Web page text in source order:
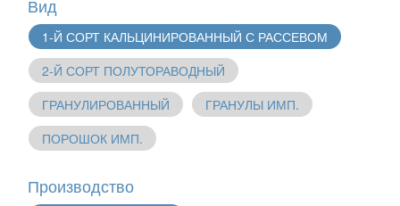
Вид
1-Й СОРТ КАЛЬЦИНИРОВАННЫЙ С РАССЕВОМ
2-Й СОРТ ПОЛУТОРАВОДНЫЙ
ГРАНУЛИРОВАННЫЙ
ГРАНУЛЫ ИМП.
ПОРОШОК ИМП.
Производство